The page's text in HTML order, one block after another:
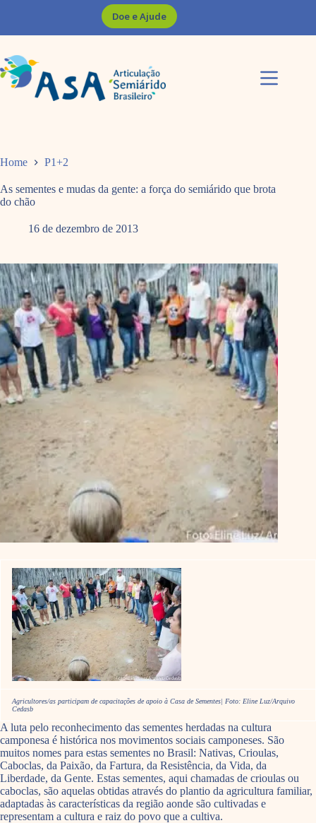
Doe e Ajude
Home P1+2
As sementes e mudas da gente: a força do semiárido que brota
do chão
16 de dezembro de 2013
Agricultores/as participam de capacitações de apoio à Casa de Sementes| Foto: Eline Luz/Arquivo
Cedasb
A luta pelo reconhecimento das sementes herdadas na cultura
camponesa é histórica nos movimentos sociais camponeses. São
muitos nomes para estas sementes no Brasil: Nativas, Crioulas,
Caboclas, da Paixão, da Fartura, da Resistência, da Vida, da
Liberdade, da Gente. Estas sementes, aqui chamadas de crioulas ou
caboclas, são aquelas obtidas através do plantio da agricultura familiar,
adaptadas às características da região aonde são cultivadas e
representam a cultura e raiz do povo que a cultiva.